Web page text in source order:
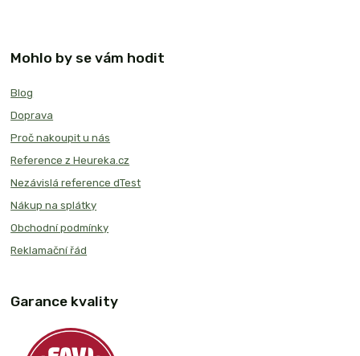
Mohlo by se vám hodit
Blog
Doprava
Proč nakoupit u nás
Reference z Heureka.cz
Nezávislá reference dTest
Nákup na splátky
Obchodní podmínky
Reklamační řád
Garance kvality